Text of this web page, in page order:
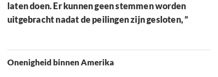
laten doen. Er kunnen geen stemmen worden
uitgebracht nadat de peilingen zijn gesloten, ”
Onenigheid binnen Amerika